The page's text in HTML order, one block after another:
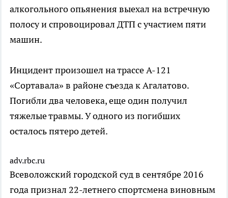
алкогольного опьянения выехал на встречную
полосу и спровоцировал ДТП с участием пяти
машин.
Инцидент произошел на трассе А-121
«Сортавала» в районе съезда к Агалатово.
Погибли два человека, еще один получил
тяжелые травмы. У одного из погибших
осталось пятеро детей.
adv.rbc.ru
Всеволожский городской суд в сентябре 2016
года признал 22-летнего спортсмена виновным